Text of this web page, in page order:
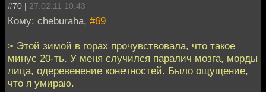
#70 | 27.02.11 10:43
Кому: cheburaha, #69
> Этой зимой в горах прочувствовала, что такое
минус 20-ть. У меня случился паралич мозга, морды
лица, одеревенение конечностей. Было ощущение,
что я умираю.